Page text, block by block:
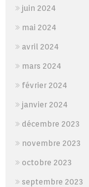
juin 2024
mai 2024
avril 2024
mars 2024
février 2024
janvier 2024
décembre 2023
novembre 2023
octobre 2023
septembre 2023